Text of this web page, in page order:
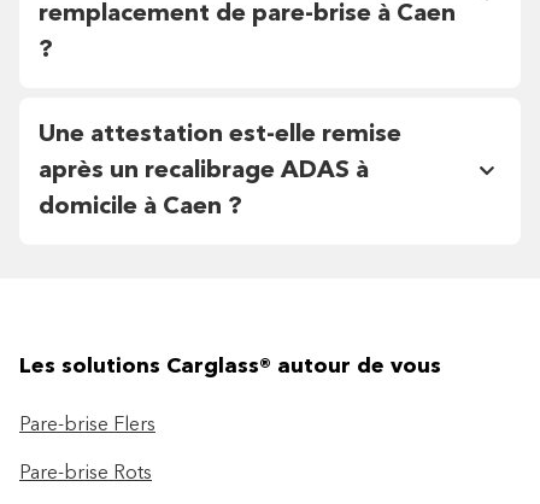
remplacement de pare-brise à Caen
?
Une attestation est-elle remise
après un recalibrage ADAS à
domicile à Caen ?
Les solutions Carglass® autour de vous
Pare-brise Flers
Pare-brise Rots